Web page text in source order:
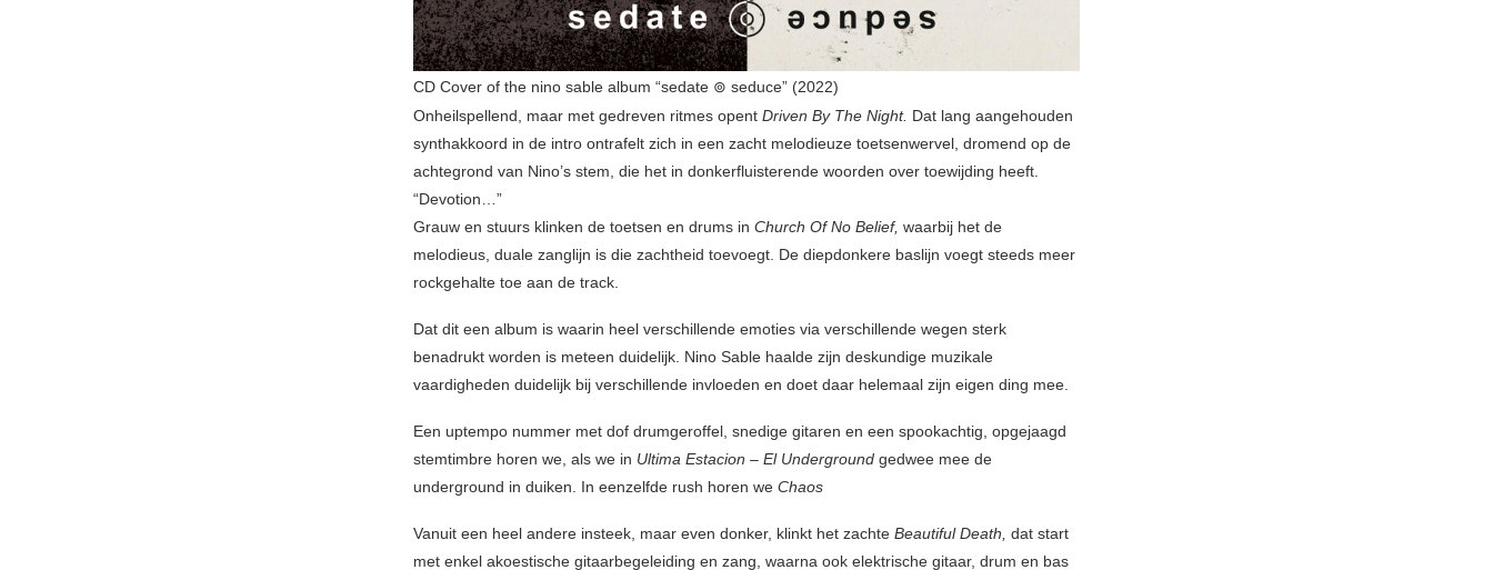
CD Cover of the nino sable album “sedate ⊚ seduce” (2022)
Onheilspellend, maar met gedreven ritmes opent Driven By The Night. Dat lang aangehouden
synthakkoord in de intro ontrafelt zich in een zacht melodieuze toetsenwervel, dromend op de
achtegrond van Nino’s stem, die het in donkerfluisterende woorden over toewijding heeft.
“Devotion…”
Grauw en stuurs klinken de toetsen en drums in Church Of No Belief, waarbij het de
melodieus, duale zanglijn is die zachtheid toevoegt. De diepdonkere baslijn voegt steeds meer
rockgehalte toe aan de track.
Dat dit een album is waarin heel verschillende emoties via verschillende wegen sterk
benadrukt worden is meteen duidelijk. Nino Sable haalde zijn deskundige muzikale
vaardigheden duidelijk bij verschillende invloeden en doet daar helemaal zijn eigen ding mee.
Een uptempo nummer met dof drumgeroffel, snedige gitaren en een spookachtig, opgejaagd
stemtimbre horen we, als we in Ultima Estacion – El Underground gedwee mee de
underground in duiken. In eenzelfde rush horen we Chaos
Vanuit een heel andere insteek, maar even donker, klinkt het zachte Beautiful Death, dat start
met enkel akoestische gitaarbegeleiding en zang, waarna ook elektrische gitaar, drum en bas